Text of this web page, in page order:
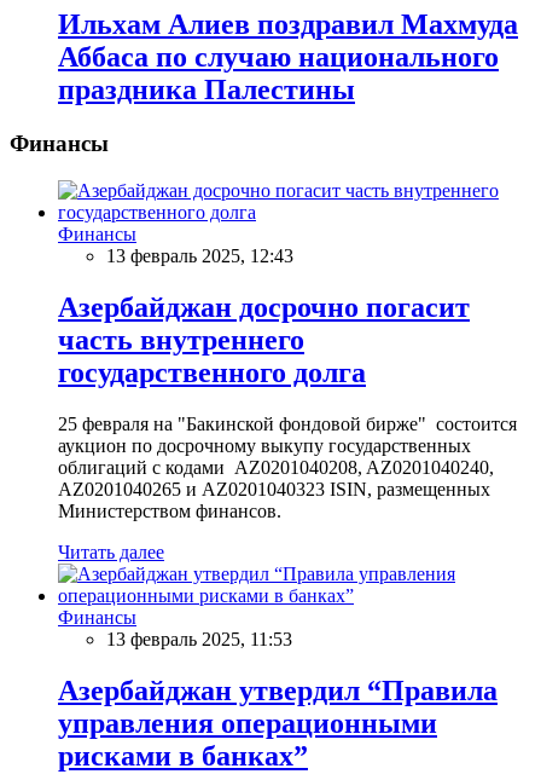
Ильхам Алиев поздравил Махмуда
Аббаса по случаю национального
праздника Палестины
Финансы
Финансы
13 февраль 2025, 12:43
Азербайджан досрочно погасит
часть внутреннего
государственного долга
25 февраля на "Бакинской фондовой бирже" состоится
аукцион по досрочному выкупу государственных
облигаций с кодами AZ0201040208, AZ0201040240,
AZ0201040265 и AZ0201040323 ISIN, размещенных
Министерством финансов.
Читать далее
Финансы
13 февраль 2025, 11:53
Азербайджан утвердил “Правила
управления операционными
рисками в банках”